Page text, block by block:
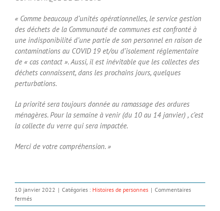
« Comme beaucoup d’unités opérationnelles, le service gestion
des déchets de la Communauté de communes est confronté à
une indisponibilité d’une partie de son personnel en raison de
contaminations au COVID 19 et/ou d’isolement réglementaire
de « cas contact ». Aussi, il est inévitable que les collectes des
déchets connaissent, dans les prochains jours, quelques
perturbations.
La priorité sera toujours donnée au ramassage des ordures
ménagères. Pour la semaine à venir (du 10 au 14 janvier) , c’est
la collecte du verre qui sera impactée.
Merci de votre compréhension. »
10 janvier 2022 | Catégories : Histoires de personnes | Commentaires
ferméssur
Information